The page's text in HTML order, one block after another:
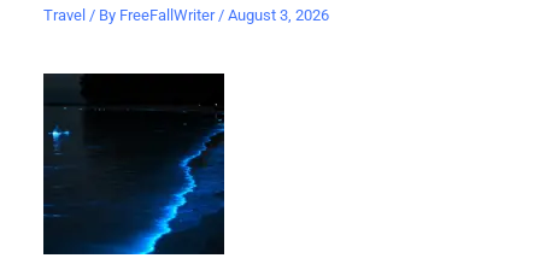
Travel / By FreeFallWriter /August 3, 2026